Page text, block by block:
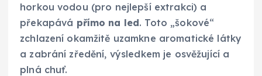
horkou vodou (pro nejlepší extrakci) a
překapává přímo na led. Toto „šokové“
zchlazení okamžitě uzamkne aromatické látky
a zabrání zředění, výsledkem je osvěžující a
plná chuť.